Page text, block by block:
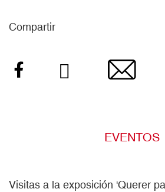
Compartir
Facebook Email
EVENTOS
Visitas a la exposición 'Querer